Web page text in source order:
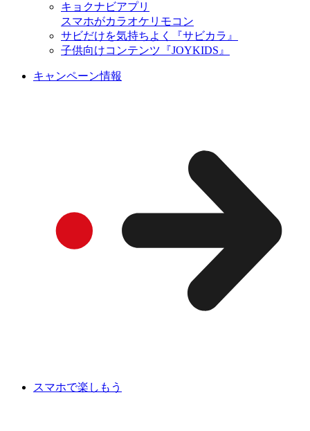
キョクナビアプリ
スマホがカラオケリモコン
サビだけを気持ちよく『サビカラ』
子供向けコンテンツ『JOYKIDS』
キャンペーン情報
スマホで楽しもう